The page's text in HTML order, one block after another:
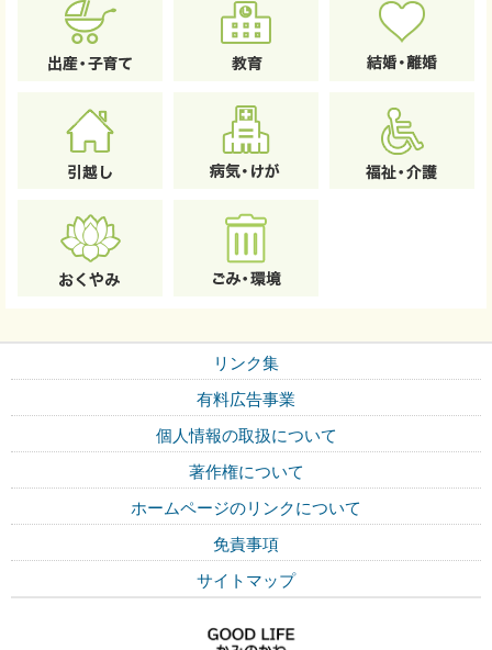
リンク集
有料広告事業
個人情報の取扱について
著作権について
ホームページのリンクについて
免責事項
サイトマップ